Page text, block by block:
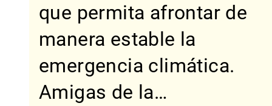
que permita afrontar de
manera estable la
emergencia climática.
Amigas de la…